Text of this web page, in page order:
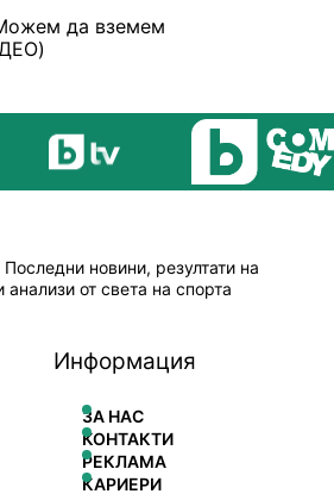
да вземем
новини, резултати на
от света на спорта
Информация
ЗА НАС
КОНТАКТИ
РЕКЛАМА
КАРИЕРИ